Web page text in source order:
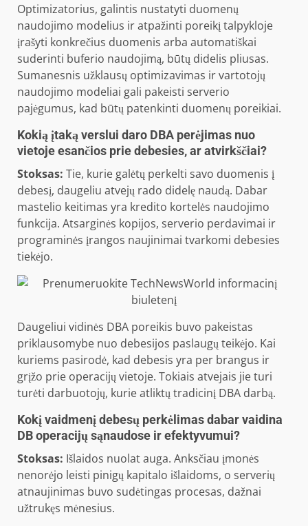
Optimizatorius, galintis nustatyti duomenų
naudojimo modelius ir atpažinti poreikį talpykloje
įrašyti konkrečius duomenis arba automatiškai
suderinti buferio naudojimą, būtų didelis pliusas.
Sumanesnis užklausų optimizavimas ir vartotojų
naudojimo modeliai gali pakeisti serverio
pajėgumus, kad būtų patenkinti duomenų poreikiai.
Kokią įtaką verslui daro DBA perėjimas nuo
vietoje esančios prie debesies, ar atvirkščiai?
Stoksas: Tie, kurie galėtų perkelti savo duomenis į
debesį, daugeliu atvejų rado didelę naudą. Dabar
mastelio keitimas yra kredito kortelės naudojimo
funkcija. Atsarginės kopijos, serverio perdavimai ir
programinės įrangos naujinimai tvarkomi debesies
tiekėjo.
Daugeliui vidinės DBA poreikis buvo pakeistas
priklausomybe nuo debesijos paslaugų teikėjo. Kai
kuriems pasirodė, kad debesis yra per brangus ir
grįžo prie operacijų vietoje. Tokiais atvejais jie turi
turėti darbuotojų, kurie atliktų tradicinį DBA darbą.
Kokį vaidmenį debesų perkėlimas dabar vaidina
DB operacijų sąnaudose ir efektyvumui?
Stoksas: Išlaidos nuolat auga. Anksčiau įmonės
nenorėjo leisti pinigų kapitalo išlaidoms, o serverių
atnaujinimas buvo sudėtingas procesas, dažnai
užtrukęs mėnesius.